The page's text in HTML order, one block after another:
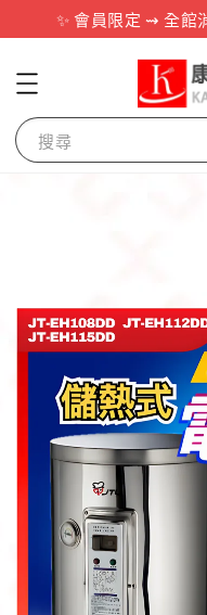
✨ 會員限定 ⇝ 全館
搜尋